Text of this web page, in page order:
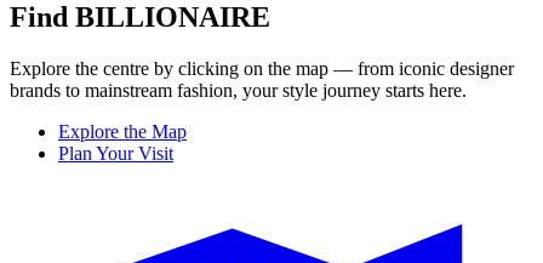
Find BILLIONAIRE
Explore the centre by clicking on the map — from iconic designer
brands to mainstream fashion, your style journey starts here.
Explore the Map
Plan Your Visit